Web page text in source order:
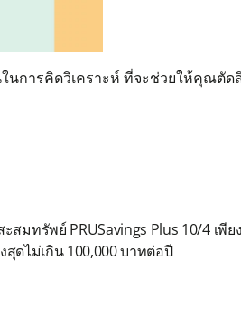
นการคิดวิเคราะห์ ที่จะช่วยให้คุณตัด
ทรัพย์ PRUSavings Plus 10/4 เพีย
ดไม่เกิน 100,000 บาทต่อปี